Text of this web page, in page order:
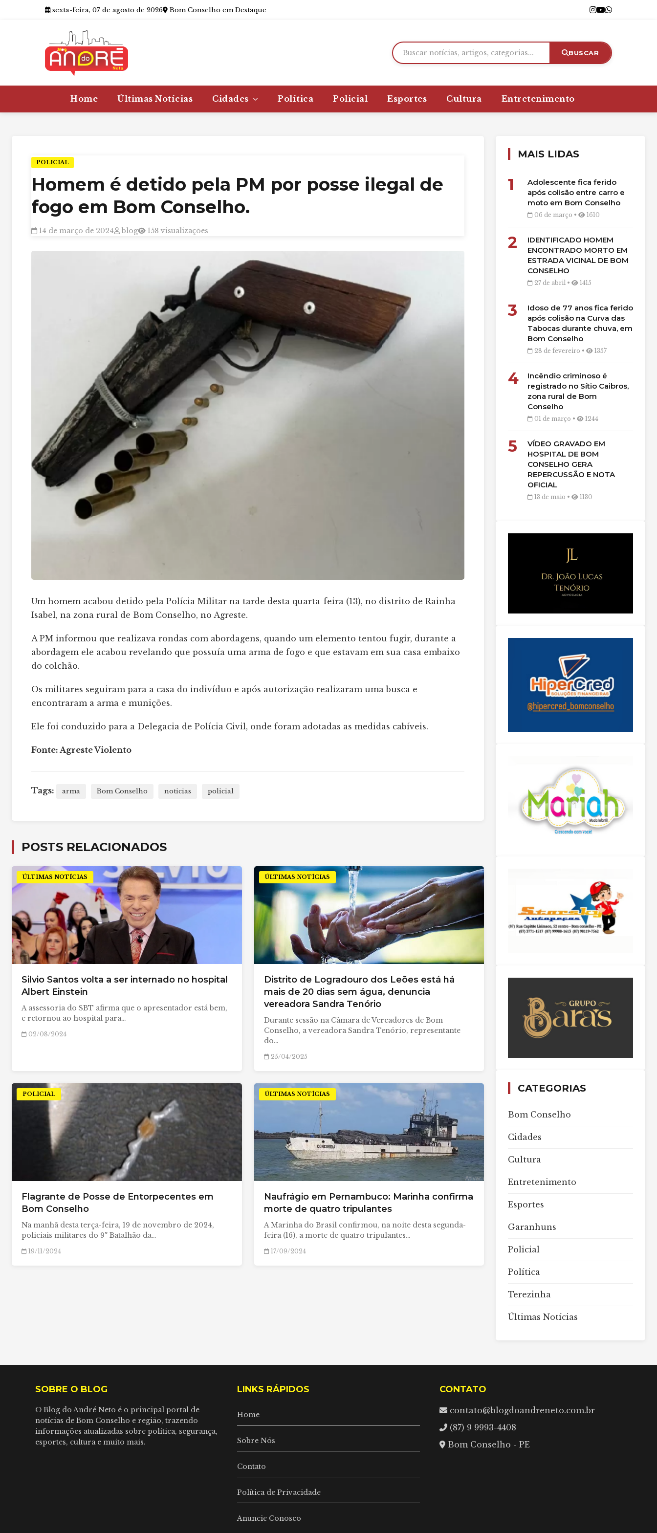
sexta-feira, 07 de agosto de 2026 Bom Conselho em Destaque
BUSCAR
Home Últimas Notícias Cidades Política Policial Esportes Cultura Entretenimento
POLICIAL
Homem é detido pela PM por posse ilegal de
fogo em Bom Conselho.
14 de março de 2024 blog 158 visualizações
Um homem acabou detido pela Polícia Militar na tarde desta quarta-feira (13), no distrito de Rainha
Isabel, na zona rural de Bom Conselho, no Agreste.
A PM informou que realizava rondas com abordagens, quando um elemento tentou fugir, durante a
abordagem ele acabou revelando que possuía uma arma de fogo e que estavam em sua casa embaixo
do colchão.
Os militares seguiram para a casa do indivíduo e após autorização realizaram uma busca e
encontraram a arma e munições.
Ele foi conduzido para a Delegacia de Polícia Civil, onde foram adotadas as medidas cabíveis.
Fonte: Agreste Violento
Tags: arma Bom Conselho noticias policial
POSTS RELACIONADOS
ÚLTIMAS NOTÍCIAS
Silvio Santos volta a ser internado no hospital
Albert Einstein
A assessoria do SBT afirma que o apresentador está bem,
e retornou ao hospital para…
02/08/2024
ÚLTIMAS NOTÍCIAS
Distrito de Logradouro dos Leões está há
mais de 20 dias sem água, denuncia
vereadora Sandra Tenório
Durante sessão na Câmara de Vereadores de Bom
Conselho, a vereadora Sandra Tenório, representante
do…
25/04/2025
POLICIAL
Flagrante de Posse de Entorpecentes em
Bom Conselho
Na manhã desta terça-feira, 19 de novembro de 2024,
policiais militares do 9° Batalhão da…
19/11/2024
ÚLTIMAS NOTÍCIAS
Naufrágio em Pernambuco: Marinha confirma
morte de quatro tripulantes
A Marinha do Brasil confirmou, na noite desta segunda-
feira (16), a morte de quatro tripulantes…
17/09/2024
MAIS LIDAS
1
Adolescente fica ferido
após colisão entre carro e
moto em Bom Conselho
06 de março • 1610
2
IDENTIFICADO HOMEM
ENCONTRADO MORTO EM
ESTRADA VICINAL DE BOM
CONSELHO
27 de abril • 1415
3
Idoso de 77 anos fica ferido
após colisão na Curva das
Tabocas durante chuva, em
Bom Conselho
28 de fevereiro • 1357
4
Incêndio criminoso é
registrado no Sítio Caibros,
zona rural de Bom
Conselho
01 de março • 1244
5
VÍDEO GRAVADO EM
HOSPITAL DE BOM
CONSELHO GERA
REPERCUSSÃO E NOTA
OFICIAL
13 de maio • 1130
CATEGORIAS
Bom Conselho
Cidades
Cultura
Entretenimento
Esportes
Garanhuns
Policial
Política
Terezinha
Últimas Notícias
SOBRE O BLOG
O Blog do André Neto é o principal portal de
notícias de Bom Conselho e região, trazendo
informações atualizadas sobre política, segurança,
esportes, cultura e muito mais.
LINKS RÁPIDOS
Home
Sobre Nós
Contato
Política de Privacidade
Anuncie Conosco
CONTATO
contato@blogdoandreneto.com.br
(87) 9 9993-4408
Bom Conselho - PE